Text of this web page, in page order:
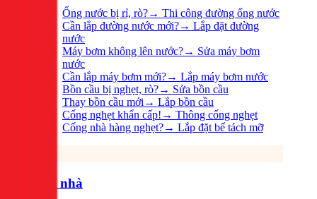
Ống nước bị rỉ, rò?→ Thi công đường ống nước
Cần lắp đường nước mới?→ Lắp đặt đường
nước
Máy bơm không lên nước?→ Sửa máy bơm
nước
Cần lắp máy bơm mới?→ Lắp máy bơm nước
Bồn cầu bị nghẹt, rò?→ Sửa bồn cầu
Thay bồn cầu mới → Lắp bồn cầu
Cống nghẹt khẩn cấp! → Thông cống nghẹt
Cống nhà hàng nghẹt?→ Lắp đặt bể tách mỡ
Sửa nhà